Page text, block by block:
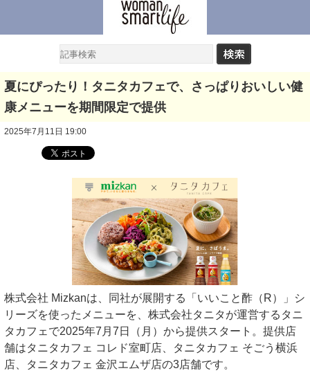
夏にぴったり！タニタカフェで、さっぱりおいしい健
康メニューを期間限定で提供
2025年7月11日 19:00
株式会社 Mizkanは、同社が展開する「いいこと酢（R）」シ
リーズを使ったメニューを、株式会社タニタが運営するタニ
タカフェで2025年7月7日（月）から提供スタート。提供店
舗はタニタカフェ コレド室町店、タニタカフェ そごう横浜
店、タニタカフェ 金沢エムザ店の3店舗です。